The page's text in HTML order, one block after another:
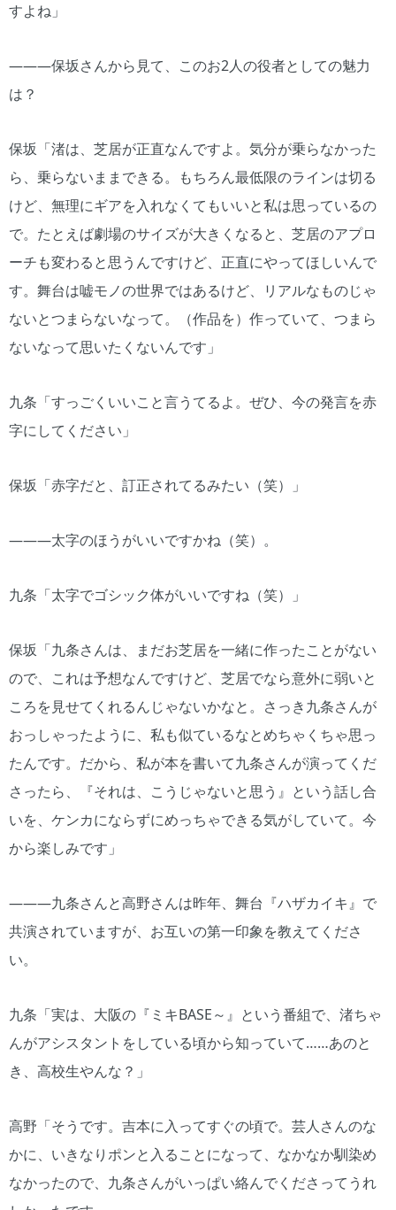
すよね」
―――保坂さんから見て、このお2人の役者としての魅力
は？
保坂「渚は、芝居が正直なんですよ。気分が乗らなかった
ら、乗らないままできる。もちろん最低限のラインは切る
けど、無理にギアを入れなくてもいいと私は思っているの
で。たとえば劇場のサイズが大きくなると、芝居のアプロ
ーチも変わると思うんですけど、正直にやってほしいんで
す。舞台は嘘モノの世界ではあるけど、リアルなものじゃ
ないとつまらないなって。（作品を）作っていて、つまら
ないなって思いたくないんです」
九条「すっごくいいこと言うてるよ。ぜひ、今の発言を赤
字にしてください」
保坂「赤字だと、訂正されてるみたい（笑）」
―――太字のほうがいいですかね（笑）。
九条「太字でゴシック体がいいですね（笑）」
保坂「九条さんは、まだお芝居を一緒に作ったことがない
ので、これは予想なんですけど、芝居でなら意外に弱いと
ころを見せてくれるんじゃないかなと。さっき九条さんが
おっしゃったように、私も似ているなとめちゃくちゃ思っ
たんです。だから、私が本を書いて九条さんが演ってくだ
さったら、『それは、こうじゃないと思う』という話し合
いを、ケンカにならずにめっちゃできる気がしていて。今
から楽しみです」
―――九条さんと高野さんは昨年、舞台『ハザカイキ』で
共演されていますが、お互いの第一印象を教えてくださ
い。
九条「実は、大阪の『ミキBASE～』という番組で、渚ちゃ
んがアシスタントをしている頃から知っていて……あのと
き、高校生やんな？」
高野「そうです。吉本に入ってすぐの頃で。芸人さんのな
かに、いきなりポンと入ることになって、なかなか馴染め
なかったので、九条さんがいっぱい絡んでくださってうれ